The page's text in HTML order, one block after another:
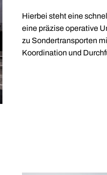
Hierbei steht eine
eine präzise operative
zu Sondertransporten
Koordination und